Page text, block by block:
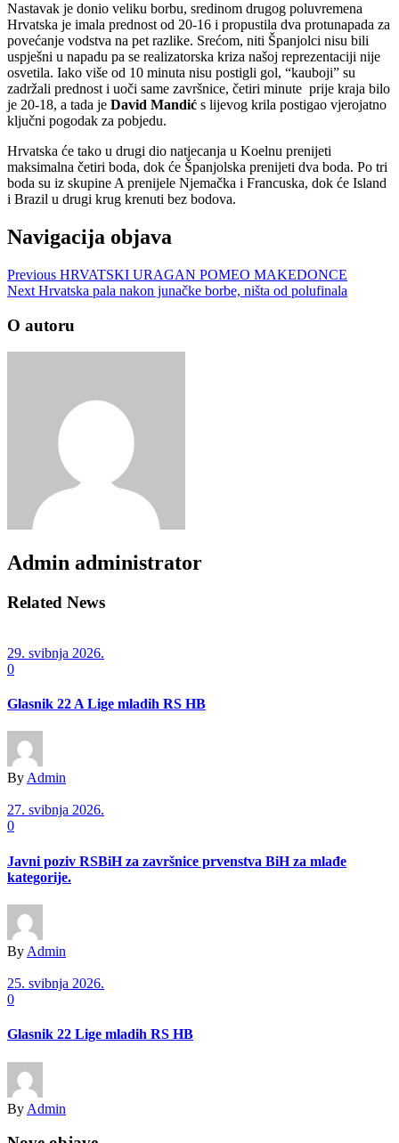
Nastavak je donio veliku borbu, sredinom drugog poluvremena
Hrvatska je imala prednost od 20-16 i propustila dva protunapada za
povećanje vodstva na pet razlike. Srećom, niti Španjolci nisu bili
uspješni u napadu pa se realizatorska kriza našoj reprezentaciji nije
osvetila. Iako više od 10 minuta nisu postigli gol, “kauboji” su
zadržali prednost i uoči same završnice, četiri minute prije kraja bilo
je 20-18, a tada je David Mandić s lijevog krila postigao vjerojatno
ključni pogodak za pobjedu.
Hrvatska će tako u drugi dio natjecanja u Koelnu prenijeti
maksimalna četiri boda, dok će Španjolska prenijeti dva boda. Po tri
boda su iz skupine A prenijele Njemačka i Francuska, dok će Island
i Brazil u drugi krug krenuti bez bodova.
Navigacija objava
Previous HRVATSKI URAGAN POMEO MAKEDONCE
Next Hrvatska pala nakon junačke borbe, ništa od polufinala
O autoru
Admin administrator
Related News
29. svibnja 2026.
0
Glasnik 22 A Lige mladih RS HB
ByAdmin
27. svibnja 2026.
0
Javni poziv RSBiH za završnice prvenstva BiH za mlađe
kategorije.
By Admin
25. svibnja 2026.
0
Glasnik 22 Lige mladih RS HB
By Admin